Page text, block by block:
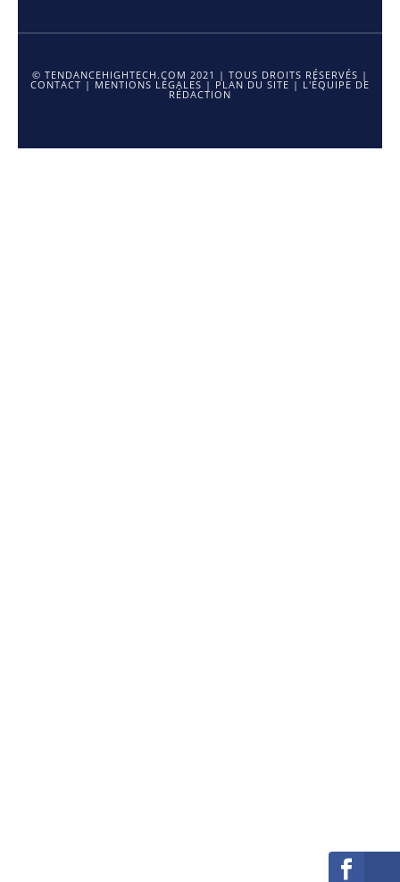
© TENDANCEHIGHTECH.COM 2021 | TOUS DROITS RÉSERVÉS |
CONTACT | MENTIONS LÉGALES | PLAN DU SITE | L'ÉQUIPE DE
RÉDACTION